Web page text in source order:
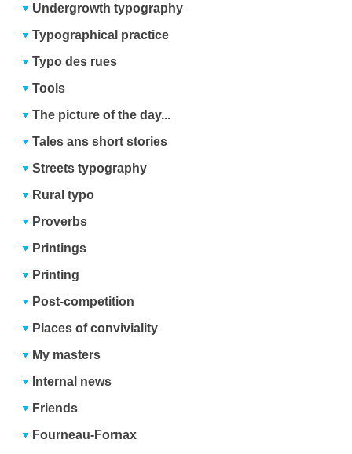
Undergrowth typography
Typographical practice
Typo des rues
Tools
The picture of the day...
Tales ans short stories
Streets typography
Rural typo
Proverbs
Printings
Printing
Post-competition
Places of conviviality
My masters
Internal news
Friends
Fourneau-Fornax